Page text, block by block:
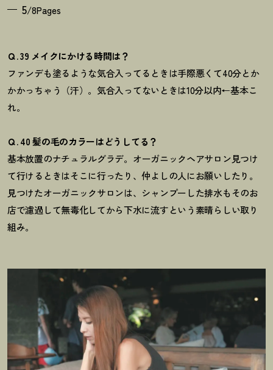
5/8Pages
Ｑ. 39 メイクにかける時間は？
ファンデも塗るような気合入ってるときは手際悪くて40分とか
かかっちゃう（汗）。 気合入ってないときは10分以内←基本こ
れ。
Ｑ. 40 髪の毛のカラーはどうしてる？
基本放置のナチュラルグラデ。 オーガニックヘアサロン見つけ
て行けるときはそこに行ったり、仲よしの人にお願いしたり。
見つけたオーガニックサロンは、シャンプーした排水もそのお
店で濾過して無毒化してから下水に流すという素晴らしい取り
組み。